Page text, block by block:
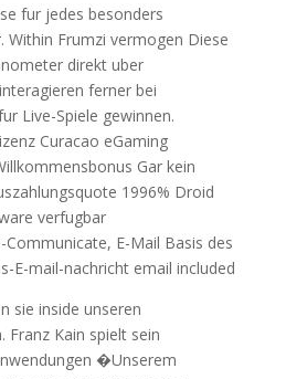
fur jedes besonders
Within Frumzi vermogen Diese
direkt uber
ferner bei
Live-Spiele gewinnen.
Curacao eGaming
Gar kein
1996% Droid
verfugbar
E-Mail Basis des
E-mail-nachricht email included
sie inside unseren
Franz Kain spielt sein
�Unserem